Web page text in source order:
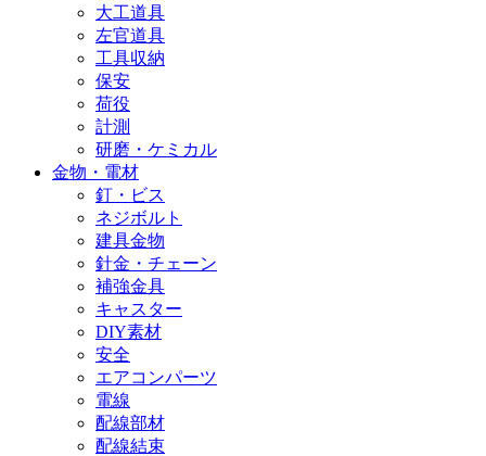
大工道具
左官道具
工具収納
保安
荷役
計測
研磨・ケミカル
金物・電材
釘・ビス
ネジボルト
建具金物
針金・チェーン
補強金具
キャスター
DIY素材
安全
エアコンパーツ
電線
配線部材
配線結束